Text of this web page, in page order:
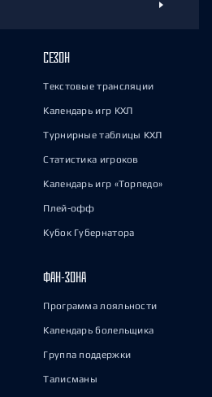
СЕЗОН
Текстовые трансляции
Календарь игр КХЛ
Турнирные таблицы КХЛ
Статистика игроков
Календарь игр «Торпедо»
Плей-офф
Кубок Губернатора
ФАН-ЗОНА
Программа лояльности
Календарь болельщика
Группа поддержки
Талисманы